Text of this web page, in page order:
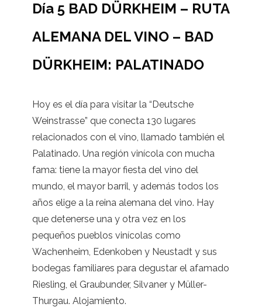
Día 5 BAD DÜRKHEIM – RUTA
ALEMANA DEL VINO – BAD
DÜRKHEIM: PALATINADO
Hoy es el día para visitar la “Deutsche
Weinstrasse” que conecta 130 lugares
relacionados con el vino, llamado también el
Palatinado. Una región vinícola con mucha
fama: tiene la mayor fiesta del vino del
mundo, el mayor barril, y además todos los
años elige a la reina alemana del vino. Hay
que detenerse una y otra vez en los
pequeños pueblos vinícolas como
Wachenheim, Edenkoben y Neustadt y sus
bodegas familiares para degustar el afamado
Riesling, el Graubunder, Silvaner y Müller-
Thurgau. Alojamiento.